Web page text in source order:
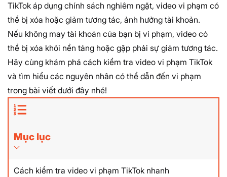
TikTok áp dụng chính sách nghiêm ngặt, video vi phạm có
thể bị xóa hoặc giảm tương tác, ảnh hưởng tài khoản.
Nếu không may tài khoản của bạn bị vi phạm, video có
thể bị xóa khỏi nền tảng hoặc gặp phải sự giảm tương tác.
Hãy cùng khám phá cách kiểm tra video vi phạm TikTok
và tìm hiểu các nguyên nhân có thể dẫn đến vi phạm
trong bài viết dưới đây nhé!
Mục lục
Cách kiểm tra video vi phạm TikTok nhanh